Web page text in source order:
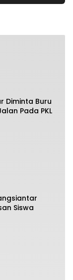
Diminta Buru
Pada PKL
Siswa